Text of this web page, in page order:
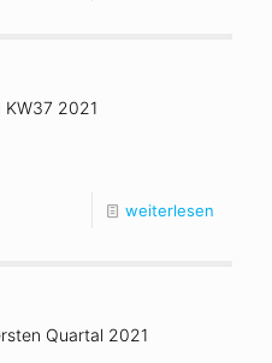
2021
weiterlesen
Quartal 2021